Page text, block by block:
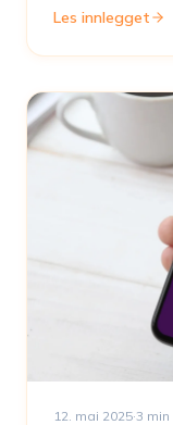
Les innlegget
12. mai 2025·3 min